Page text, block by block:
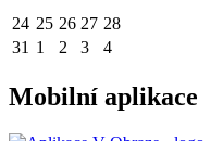
24 25 26 27 28
31 1 2 3 4
Mobilní aplikace